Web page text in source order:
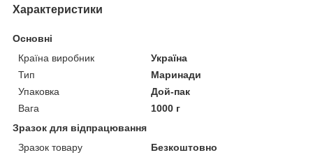
Характеристики
Основні
Країна виробник
Україна
Тип
Маринади
Упаковка
Дой-пак
Вага
1000 г
Зразок для відпрацювання
Зразок товару
Безкоштовно